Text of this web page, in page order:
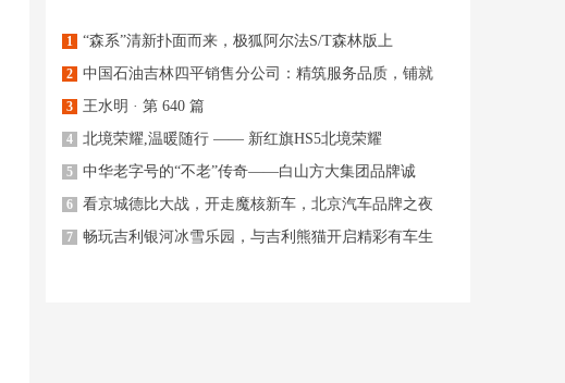
1 “森系”清新扑面而来，极狐阿尔法S/T森林版上
2 中国石油吉林四平销售分公司：精筑服务品质，铺就
3 王水明 · 第 640 篇
4 北境荣耀,温暖随行 —— 新红旗HS5北境荣耀
5 中华老字号的“不老”传奇——白山方大集团品牌诚
6 看京城德比大战，开走魔核新车，北京汽车品牌之夜
7 畅玩吉利银河冰雪乐园，与吉利熊猫开启精彩有车生